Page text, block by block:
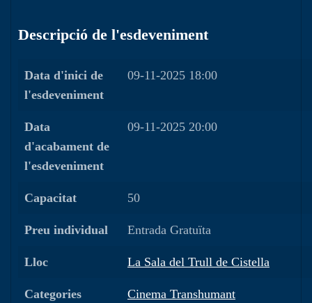
Descripció de l'esdeveniment
Data d'inici de
l'esdeveniment
09-11-2025 18:00
Data
d'acabament de
l'esdeveniment
09-11-2025 20:00
Capacitat 50
Preu individual Entrada Gratuïta
Lloc La Sala del Trull de Cistella
Categories
Cinema Transhumant